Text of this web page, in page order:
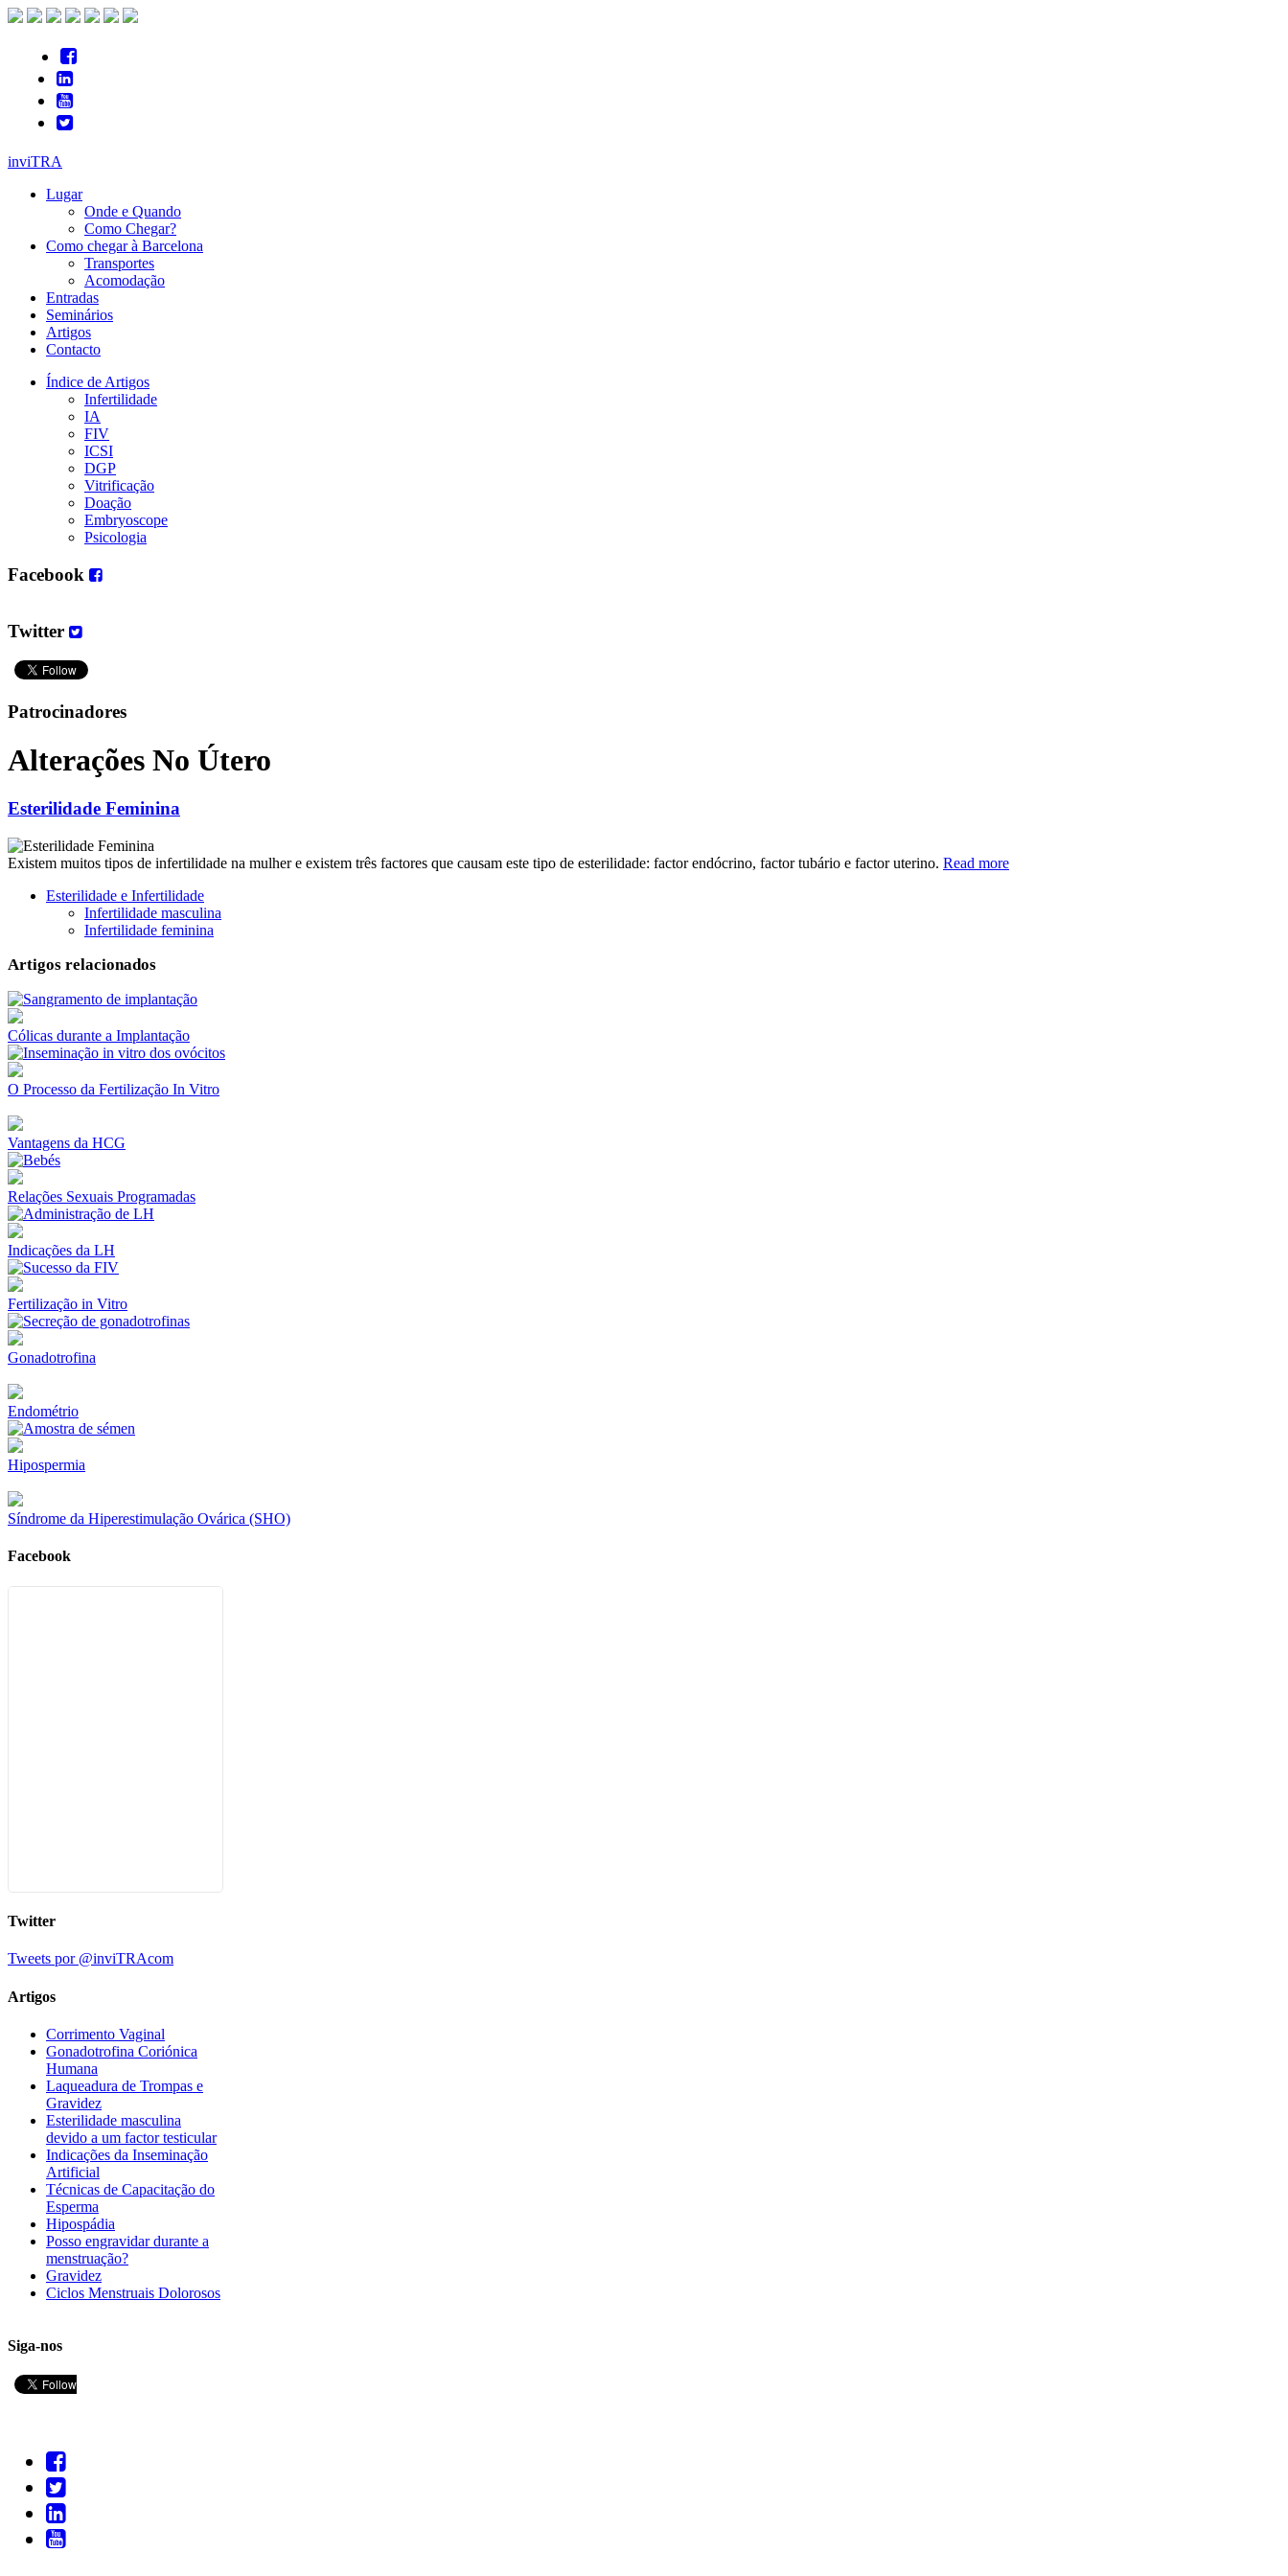
inviTRA
Lugar
Onde e Quando
Como Chegar?
Como chegar à Barcelona
Transportes
Acomodação
Entradas
Seminários
Artigos
Contacto
Índice de Artigos
Infertilidade
IA
FIV
ICSI
DGP
Vitrificação
Doação
Embryoscope
Psicologia
Facebook
Twitter
Patrocinadores
Alterações No Útero
Esterilidade Feminina
Existem muitos tipos de infertilidade na mulher e existem três factores que causam este tipo de esterilidade: factor endócrino, factor tubário e factor uterino. Read more
Esterilidade e Infertilidade
Infertilidade masculina
Infertilidade feminina
Artigos relacionados
Cólicas durante a Implantação
O Processo da Fertilização In Vitro
Vantagens da HCG
Relações Sexuais Programadas
Indicações da LH
Fertilização in Vitro
Gonadotrofina
Endométrio
Hipospermia
Síndrome da Hiperestimulação Ovárica (SHO)
Facebook
Twitter
Tweets por @inviTRAcom
Artigos
Corrimento Vaginal
Gonadotrofina Coriónica
Humana
Laqueadura de Trompas e
Gravidez
Esterilidade masculina
devido a um factor testicular
Indicações da Inseminação
Artificial
Técnicas de Capacitação do
Esperma
Hipospádia
Posso engravidar durante a
menstruação?
Gravidez
Ciclos Menstruais Dolorosos
Siga-nos